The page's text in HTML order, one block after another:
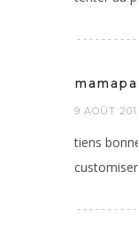
9 AOÛT
tiens